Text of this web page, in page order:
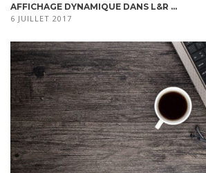
AFFICHAGE DYNAMIQUE DANS L&R ...
6 JUILLET 2017